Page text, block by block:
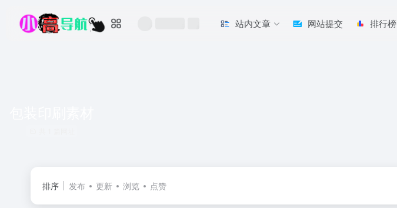
站内文章 网站提交 排行榜
排序 发布 更新 浏览 点赞